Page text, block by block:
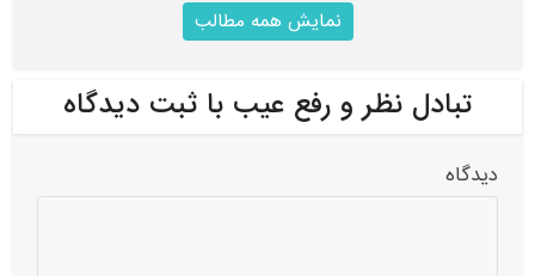
نمایش همه مطالب
تبادل نظر و رفع عیب با ثبت دیدگاه
دیدگاه